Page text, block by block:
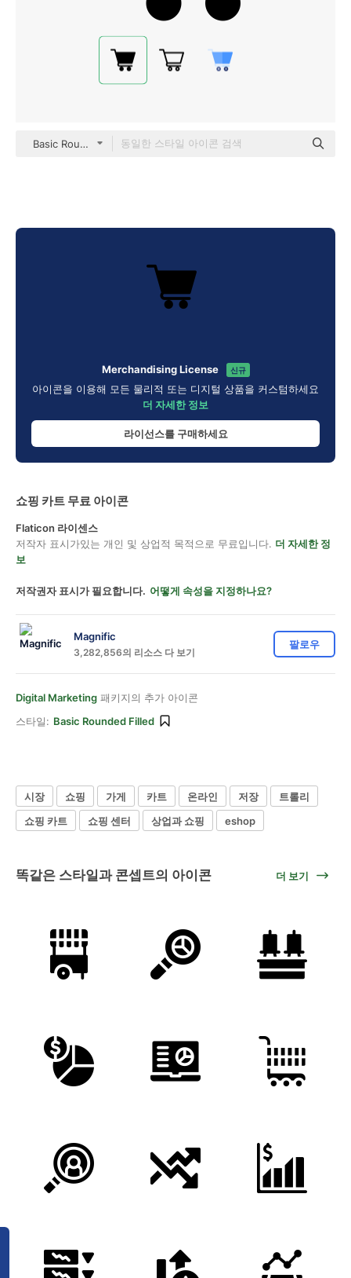
Basic Rounded Filled
Merchandising License 신규
아이콘을 이용해 모든 물리적 또는 디지털 상품을 커스텀하세요
더 자세한 정보
라이선스를 구매하세요
쇼핑 카트 무료 아이콘
Flaticon 라이센스
저작자 표시가있는 개인 및 상업적 목적으로 무료입니다. 더 자세한 정
보
저작권자 표시가 필요합니다. 어떻게 속성을 지정하나요?
Magnific
3,282,856의 리소스 다 보기
팔로우
Digital Marketing 패키지의 추가 아이콘
스타일: Basic Rounded Filled
시장 쇼핑 가게 카트 온라인 저장
트롤리
쇼핑 카트
쇼핑 센터 상업과 쇼핑 eshop
똑같은 스타일과 콘셉트의 아이콘 더 보기